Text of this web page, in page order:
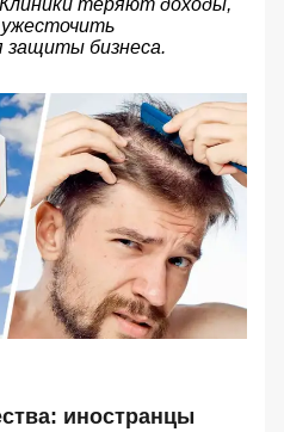
теряют доходы,
защиты бизнеса.
иностранцы